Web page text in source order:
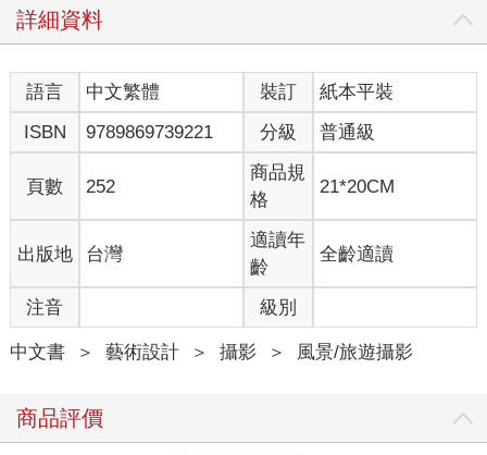
詳細資料
語言 中文繁體 裝訂
紙本平裝
ISBN
9789869739221 分級 普通級
頁數 252
商品規
格
21*20CM
出版地 台灣
適讀年
齡
全齡適讀
注音 級別
中文書 ＞ 藝術設計 ＞ 攝影 ＞ 風景/旅遊攝影
商品評價